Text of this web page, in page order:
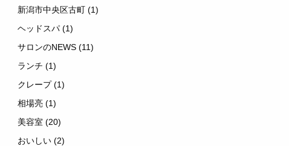
新潟市中央区古町 (1)
ヘッドスパ (1)
サロンのNEWS (11)
ランチ (1)
クレープ(1)
相場亮 (1)
美容室 (20)
おいしい (2)